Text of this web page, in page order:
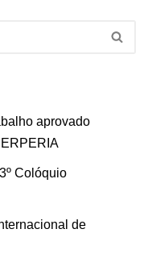
aprovado
Colóquio
de